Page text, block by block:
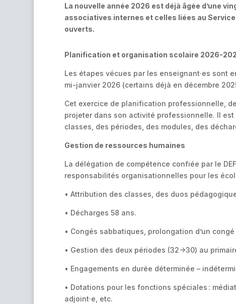
La nouvelle année 2026 est déjà âgée d’une
associatives internes et celles liées au
ouverts.
Planification et organisation scolaire 2026-
Les étapes vécues par les enseignant·es sont
mi-janvier 2026 (certains déjà en décembre
Cet exercice de planification professionnelle,
projeter dans son activité professionnelle. Il
classes, des périodes, des modules, des
Gestion de ressources humaines
La délégation de compétence confiée par le
responsabilités organisationnelles pour les
• Attribution des classes, des duos
• Décharges 58 ans.
• Congés sabbatiques, prolongation d’un
• Gestion des deux périodes (32->30) au
• Engagements en durée déterminée –
• Dotations pour les fonctions spéciales :
adjoint·e, etc.